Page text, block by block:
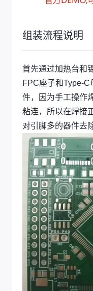
组装流程说明
首先通过加热台和
FPC座子和Type-
件，因为手工操作
粘连，所以在焊接
对引脚多的器件去